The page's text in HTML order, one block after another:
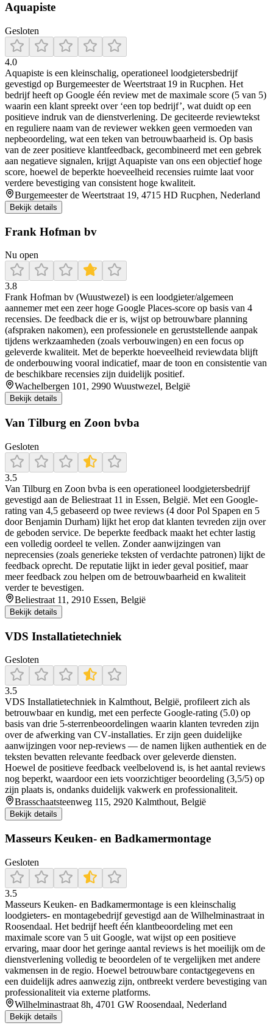
Aquapiste
Gesloten
4.0
Aquapiste is een kleinschalig, operationeel loodgietersbedrijf
gevestigd op Burgemeester de Weertstraat 19 in Rucphen. Het
bedrijf heeft op Google één review met de maximale score (5 van 5)
waarin een klant spreekt over ‘een top bedrijf’, wat duidt op een
positieve indruk van de dienstverlening. De geciteerde reviewtekst
en reguliere naam van de reviewer wekken geen vermoeden van
nepbeoordeling, wat een teken van betrouwbaarheid is. Op basis
van de zeer positieve klantfeedback, gecombineerd met een gebrek
aan negatieve signalen, krijgt Aquapiste van ons een objectief hoge
score, hoewel de beperkte hoeveelheid recensies ruimte laat voor
verdere bevestiging van consistent hoge kwaliteit.
Burgemeester de Weertstraat 19, 4715 HD Rucphen, Nederland
Bekijk details
Frank Hofman bv
Nu open
3.8
Frank Hofman bv (Wuustwezel) is een loodgieter/algemeen
aannemer met een zeer hoge Google Places-score op basis van 4
recensies. De feedback die er is, wijst op betrouwbare planning
(afspraken nakomen), een professionele en geruststellende aanpak
tijdens werkzaamheden (zoals verbouwingen) en een focus op
geleverde kwaliteit. Met de beperkte hoeveelheid reviewdata blijft
de onderbouwing vooral indicatief, maar de toon en consistentie van
de beschikbare recensies zijn duidelijk positief.
Wachelbergen 101, 2990 Wuustwezel, België
Bekijk details
Van Tilburg en Zoon bvba
Gesloten
3.5
Van Tilburg en Zoon bvba is een operationeel loodgietersbedrijf
gevestigd aan de Beliestraat 11 in Essen, België. Met een Google-
rating van 4,5 gebaseerd op twee reviews (4 door Pol Spapen en 5
door Benjamin Durham) lijkt het erop dat klanten tevreden zijn over
de geboden service. De beperkte feedback maakt het echter lastig
een volledig oordeel te vellen. Zonder aanwijzingen van
neprecensies (zoals generieke teksten of verdachte patronen) lijkt de
feedback oprecht. De reputatie lijkt in ieder geval positief, maar
meer feedback zou helpen om de betrouwbaarheid en kwaliteit
verder te bevestigen.
Beliestraat 11, 2910 Essen, België
Bekijk details
VDS Installatietechniek
Gesloten
3.5
VDS Installatietechniek in Kalmthout, België, profileert zich als
betrouwbaar en kundig, met een perfecte Google‑rating (5.0) op
basis van drie 5‑sterrenbeoordelingen waarin klanten tevreden zijn
over de afwerking van CV‑installaties. Er zijn geen duidelijke
aanwijzingen voor nep‑reviews — de namen lijken authentiek en de
teksten bevatten relevante feedback over geleverde diensten.
Hoewel de positieve feedback veelbelovend is, is het aantal reviews
nog beperkt, waardoor een iets voorzichtiger beoordeling (3,5/5) op
zijn plaats is, ondanks duidelijk vakwerk en professionaliteit.
Brasschaatsteenweg 115, 2920 Kalmthout, België
Bekijk details
Masseurs Keuken- en Badkamermontage
Gesloten
3.5
Masseurs Keuken‑ en Badkamermontage is een kleinschalig
loodgieters- en montagebedrijf gevestigd aan de Wilhelminastraat in
Roosendaal. Het bedrijf heeft één klantbeoordeling met een
maximale score van 5 uit Google, wat wijst op een positieve
ervaring, maar door het geringe aantal reviews is het moeilijk om de
dienstverlening volledig te beoordelen of te vergelijken met andere
vakmensen in de regio. Hoewel betrouwbare contactgegevens en
een duidelijk adres aanwezig zijn, ontbreekt verdere bevestiging van
professionaliteit via externe platforms.
Wilhelminastraat 8h, 4701 GW Roosendaal, Nederland
Bekijk details